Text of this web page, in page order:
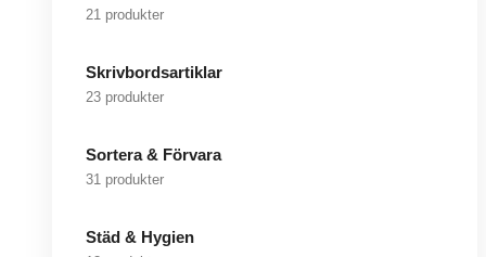
21 produkter
Skrivbordsartiklar
23 produkter
Sortera & Förvara
31 produkter
Städ & Hygien